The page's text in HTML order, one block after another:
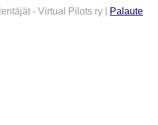
- Virtual Pilots ry | Palaute